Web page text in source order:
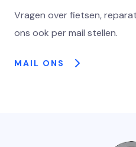
Vragen over fietsen,
ons ook per mail stellen.
MAIL ONS